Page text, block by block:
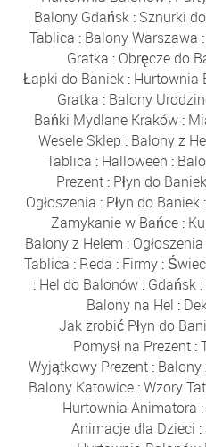
Balony Gdańsk : Sznurki
Tablica : Balony Warszawa :
Gratka : Obręcze do
Łapki do Baniek: Hurtownia
Gratka : Balony
Bańki Mydlane Kraków :
Wesele Sklep : Balony z
Tablica : Halloween :
Prezent : Płyn do Baniek
Ogłoszenia : Płyn do Baniek
Zamykanie w Bańce :
Balony z Helem : Ogłoszenia
Tablica : Reda : Firmy:
: Hel do Balonów: Gdańsk:
Balony na Hel :
Jak zrobić Płyn do
Pomysł na Prezent :
Wyjątkowy Prezent: Balony
Balony Katowice:Wzory
Hurtownia Animatora :
Animacje dla Dzieci :